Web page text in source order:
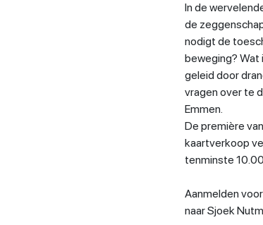
In de
de
nodigt de
beweging? Wat
geleid door
vragen over te
Emmen.
De première
kaartverkoop
tenminste
Aanmelden
naar Sjoek